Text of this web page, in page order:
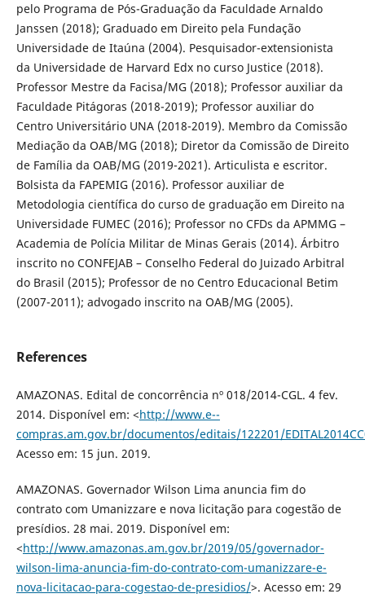
pelo Programa de Pós-Graduação da Faculdade Arnaldo
Janssen (2018); Graduado em Direito pela Fundação
Universidade de Itaúna (2004). Pesquisador-extensionista
da Universidade de Harvard Edx no curso Justice (2018).
Professor Mestre da Facisa/MG (2018); Professor auxiliar da
Faculdade Pitágoras (2018-2019); Professor auxiliar do
Centro Universitário UNA (2018-2019). Membro da Comissão
Mediação da OAB/MG (2018); Diretor da Comissão de Direito
de Família da OAB/MG (2019-2021). Articulista e escritor.
Bolsista da FAPEMIG (2016). Professor auxiliar de
Metodologia científica do curso de graduação em Direito na
Universidade FUMEC (2016); Professor no CFDs da APMMG –
Academia de Polícia Militar de Minas Gerais (2014). Árbitro
inscrito no CONFEJAB – Conselho Federal do Juizado Arbitral
do Brasil (2015); Professor de no Centro Educacional Betim
(2007-2011); advogado inscrito na OAB/MG (2005).
References
AMAZONAS. Edital de concorrência nº 018/2014-CGL. 4 fev.
2014. Disponível em: <http://www.e--
compras.am.gov.br/documentos/editais/122201/
Acesso em: 15 jun. 2019.
AMAZONAS. Governador Wilson Lima anuncia fim do
contrato com Umanizzare e nova licitação para cogestão de
presídios. 28 mai. 2019. Disponível em:
<http://www.amazonas.am.gov.br/2019/05/governador-
wilson-lima-anuncia-fim-do-contrato-com-umanizzare-e-
nova-licitacao-para-cogestao-de-presidios/>. Acesso em: 29